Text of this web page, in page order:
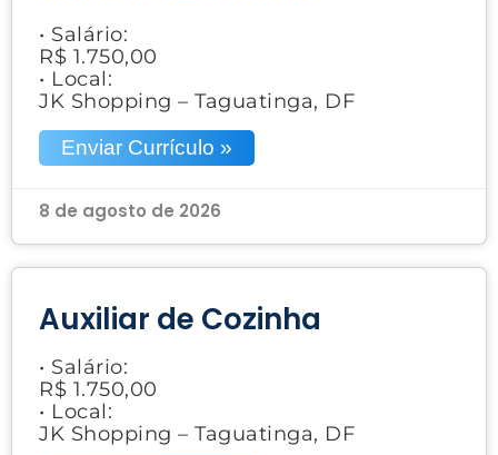
• Salário:
R$ 1.750,00
• Local:
JK Shopping – Taguatinga, DF
Enviar Currículo »
8 de agosto de 2026
Auxiliar de Cozinha
• Salário:
R$ 1.750,00
• Local:
JK Shopping – Taguatinga, DF